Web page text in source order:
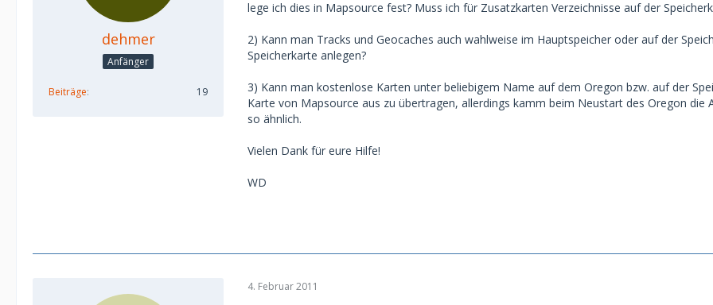
dehmer
Anfänger
Beiträge 19
lege ich dies in Mapsource fest? Muss ich für Zusatzkarten Verzeichnisse auf der
2) Kann man Tracks und Geocaches auch wahlweise im Hauptspeicher oder auf der
Speicherkarte anlegen?
3) Kann man kostenlose Karten unter beliebigem Name auf dem Oregon bzw. auf der
Karte von Mapsource aus zu übertragen, allerdings kamm beim Neustart des Oregon
so ähnlich.
Vielen Dank für eure Hilfe!
WD
4. Februar 2011